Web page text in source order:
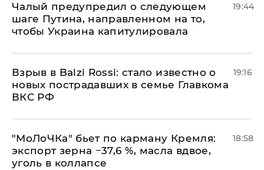
Чалый предупредил о следующем
шаге Путина, направленном на то,
чтобы Украина капитулировала
19:44
Взрыв в Balzi Rossi: стало известно о
новых пострадавших в семье Главкома
ВКС РФ
19:16
​"МоЛоЧКа" бьет по карману Кремля:
экспорт зерна −37,6 %, масла вдвое,
уголь в коллапсе
18:58